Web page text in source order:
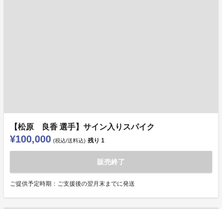
【松原 良香 選手】サイン入りスパイク
¥100,000 (税込/送料込) 残り 1
販売終了
ご提供予定時期：ご支援後の翌月末までに発送